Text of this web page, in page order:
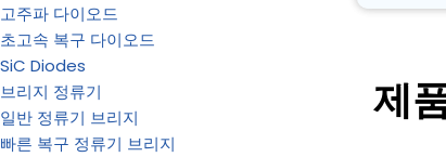
고주파 다이오드
초고속 복구 다이오드
SiC Diodes
브리지 정류기
일반 정류기 브리지
빠른 복구 정류기 브리지
제